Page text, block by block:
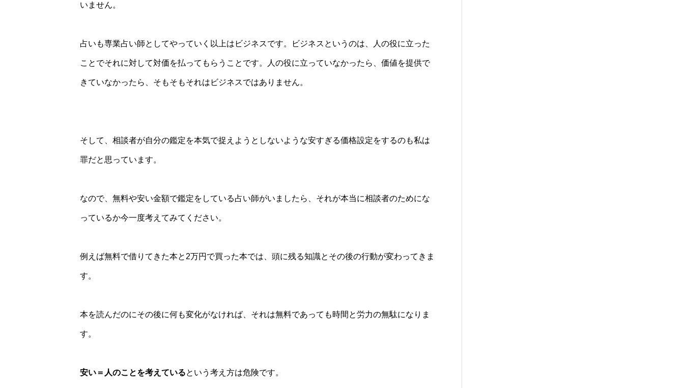
いません。
占いも専業占い師としてやっていく以上はビジネスです。ビジネスというのは、人の役に立った
ことでそれに対して対価を払ってもらうことです。人の役に立っていなかったら、価値を提供で
きていなかったら、そもそもそれはビジネスではありません。
そして、相談者が自分の鑑定を本気で捉えようとしないような安すぎる価格設定をするのも私は
罪だと思っています。
なので、無料や安い金額で鑑定をしている占い師がいましたら、それが本当に相談者のためにな
っているか今一度考えてみてください。
例えば無料で借りてきた本と2万円で買った本では、頭に残る知識とその後の行動が変わってきま
す。
本を読んだのにその後に何も変化がなければ、それは無料であっても時間と労力の無駄になりま
す。
安い＝人のことを考えているという考え方は危険です。